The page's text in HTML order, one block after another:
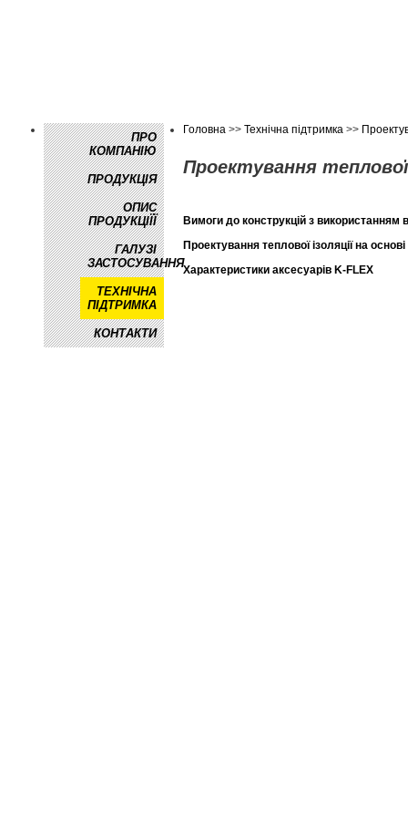
ПРО
КОМПАНІЮ
ПРОДУКЦІЯ
ОПИС
ПРОДУКЦІЇЇ
ГАЛУЗІ
ЗАСТОСУВАННЯ
ТЕХНІЧНА
ПІДТРИМКА
КОНТАКТИ
Головна >>Технічна підтримка >>
Проектування теплової
Вимоги до конструкцій з використанням
Проектування теплової ізоляції на
Характеристики аксесуарів K-FLEX